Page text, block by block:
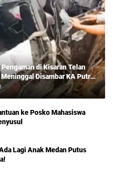
di Kisaran Telan
Disambar KA Putri
ke Posko Mahasiswa
Lagi Anak Medan Putus